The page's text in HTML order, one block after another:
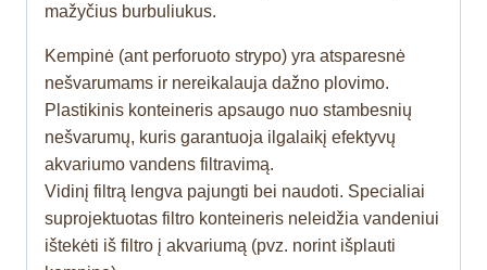
mažyčius burbuliukus.
Kempinė (ant perforuoto strypo) yra atsparesnė
nešvarumams ir nereikalauja dažno plovimo.
Plastikinis konteineris apsaugo nuo stambesnių
nešvarumų, kuris garantuoja ilgalaikį efektyvų
akvariumo vandens filtravimą.
Vidinį filtrą lengva pajungti bei naudoti. Specialiai
suprojektuotas filtro konteineris neleidžia vandeniui
ištekėti iš filtro į akvariumą (pvz. norint išplauti